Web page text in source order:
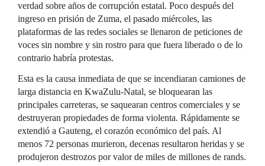
verdad sobre años de corrupción estatal. Poco después del
ingreso en prisión de Zuma, el pasado miércoles, las
plataformas de las redes sociales se llenaron de peticiones de
voces sin nombre y sin rostro para que fuera liberado o de lo
contrario habría protestas.
Esta es la causa inmediata de que se incendiaran camiones de
larga distancia en KwaZulu-Natal, se bloquearan las
principales carreteras, se saquearan centros comerciales y se
destruyeran propiedades de forma violenta. Rápidamente se
extendió a Gauteng, el corazón económico del país. Al
menos 72 personas murieron, decenas resultaron heridas y se
produjeron destrozos por valor de miles de millones de rands.